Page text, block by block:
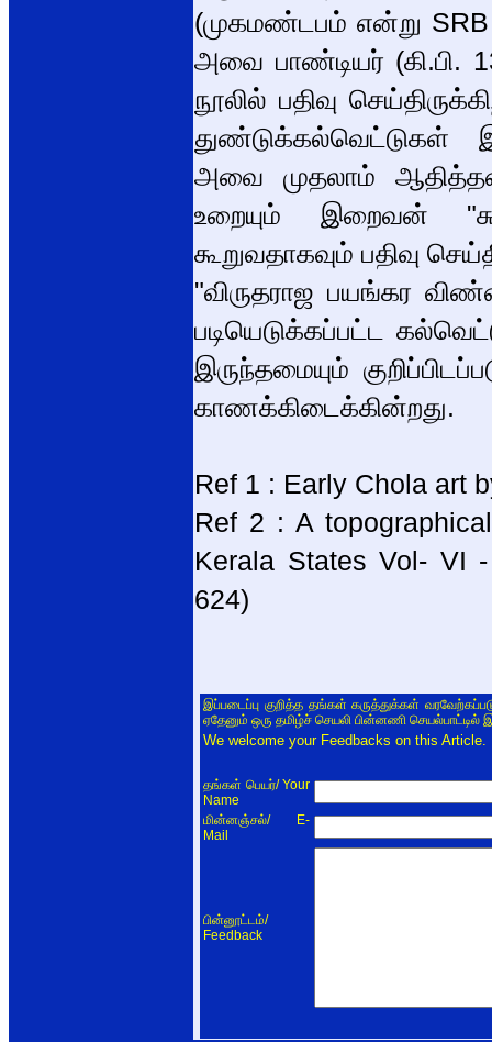
(முகமண்டபம் என்று SRB
அவை பாண்டியர்
நூலில் பதிவு
துண்டுக்கல்வெட்டுகள்
அவை முதலாம்
உறையும் இறைவன்
கூறுவதாகவும் பதிவு
"விருதராஜ பயங்கர
படியெடுக்கப்பட்ட
இருந்தமையும்
காணக்கிடைக்கின்றது.
Ref 1 : Early Chola art
Ref 2 : A
Kerala States Vol- VI
624)
இப்படைப்பு குறித்த தங்கள் கருத்துக்கள்
ஏதேனும் ஒரு தமிழ்ச் செயலி பின்னணி செயல்பாட்டில்
We welcome your Feedbacks on this
தங்கள் பெயர்/ Your
Name
மின்னஞ்சல்/ E-
Mail
பின்னூட்டம்/
Feedback